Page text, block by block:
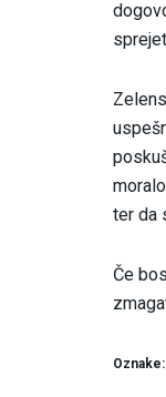
ter da
Če
Oznake: